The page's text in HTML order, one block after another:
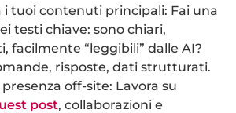
tuoi contenuti principali: Fai una
testi chiave: sono chiari,
facilmente “leggibili” dalle AI?
risposte, dati strutturati.
off-site: Lavora su
post, collaborazioni e